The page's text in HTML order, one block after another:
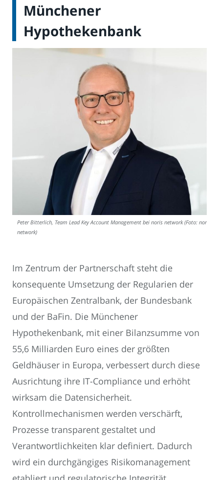
Münchener
Hypothekenbank
Peter Bitterlich, Team Lead Key Account Management bei noris network (Foto: noris
network)
Im Zentrum der Partnerschaft steht die
konsequente Umsetzung der Regularien der
Europäischen Zentralbank, der Bundesbank
und der BaFin. Die Münchener
Hypothekenbank, mit einer Bilanzsumme von
55,6 Milliarden Euro eines der größten
Geldhäuser in Europa, verbessert durch diese
Ausrichtung ihre IT-Compliance und erhöht
wirksam die Datensicherheit.
Kontrollmechanismen werden verschärft,
Prozesse transparent gestaltet und
Verantwortlichkeiten klar definiert. Dadurch
wird ein durchgängiges Risikomanagement